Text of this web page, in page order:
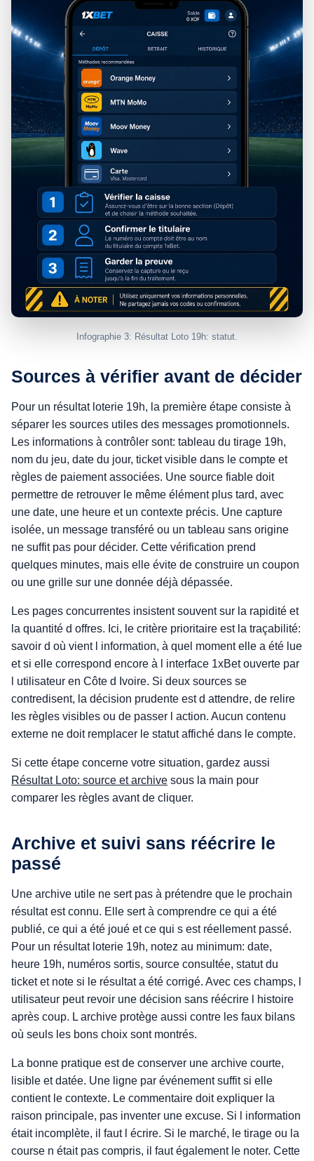
Infographie 3: Résultat Loto 19h: statut.
Sources à vérifier avant de décider
Pour un résultat loterie 19h, la première étape consiste à
séparer les sources utiles des messages promotionnels.
Les informations à contrôler sont: tableau du tirage 19h,
nom du jeu, date du jour, ticket visible dans le compte et
règles de paiement associées. Une source fiable doit
permettre de retrouver le même élément plus tard, avec
une date, une heure et un contexte précis. Une capture
isolée, un message transféré ou un tableau sans origine
ne suffit pas pour décider. Cette vérification prend
quelques minutes, mais elle évite de construire un coupon
ou une grille sur une donnée déjà dépassée.
Les pages concurrentes insistent souvent sur la rapidité et
la quantité d offres. Ici, le critère prioritaire est la traçabilité:
savoir d où vient l information, à quel moment elle a été lue
et si elle correspond encore à l interface 1xBet ouverte par
l utilisateur en Côte d Ivoire. Si deux sources se
contredisent, la décision prudente est d attendre, de relire
les règles visibles ou de passer l action. Aucun contenu
externe ne doit remplacer le statut affiché dans le compte.
Si cette étape concerne votre situation, gardez aussi
Résultat Loto: source et archive sous la main pour
comparer les règles avant de cliquer.
Archive et suivi sans réécrire le
passé
Une archive utile ne sert pas à prétendre que le prochain
résultat est connu. Elle sert à comprendre ce qui a été
publié, ce qui a été joué et ce qui s est réellement passé.
Pour un résultat loterie 19h, notez au minimum: date,
heure 19h, numéros sortis, source consultée, statut du
ticket et note si le résultat a été corrigé. Avec ces champs, l
utilisateur peut revoir une décision sans réécrire l histoire
après coup. L archive protège aussi contre les faux bilans
où seuls les bons choix sont montrés.
La bonne pratique est de conserver une archive courte,
lisible et datée. Une ligne par événement suffit si elle
contient le contexte. Le commentaire doit expliquer la
raison principale, pas inventer une excuse. Si l information
était incomplète, il faut l écrire. Si le marché, le tirage ou la
course n était pas compris, il faut également le noter. Cette